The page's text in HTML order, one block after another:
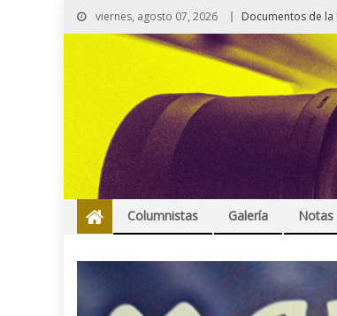
viernes, agosto 07, 2026 Documentos de la
Columnistas Galería Notas